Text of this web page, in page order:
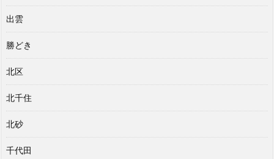
出雲
勝どき
北区
北千住
北砂
千代田